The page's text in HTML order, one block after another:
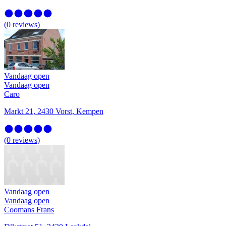
(0 reviews)
Vandaag open
Vandaag open
Caro
Markt 21, 2430 Vorst, Kempen
(0 reviews)
Vandaag open
Vandaag open
Coomans Frans